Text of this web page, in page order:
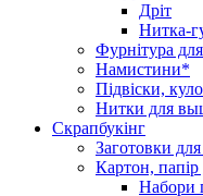
Дріт
Нитка-
Фурнітура
Намистини*
Підвіски,
Нитки для
Скрапбукінг
Заготовки
Картон, папір
Набори